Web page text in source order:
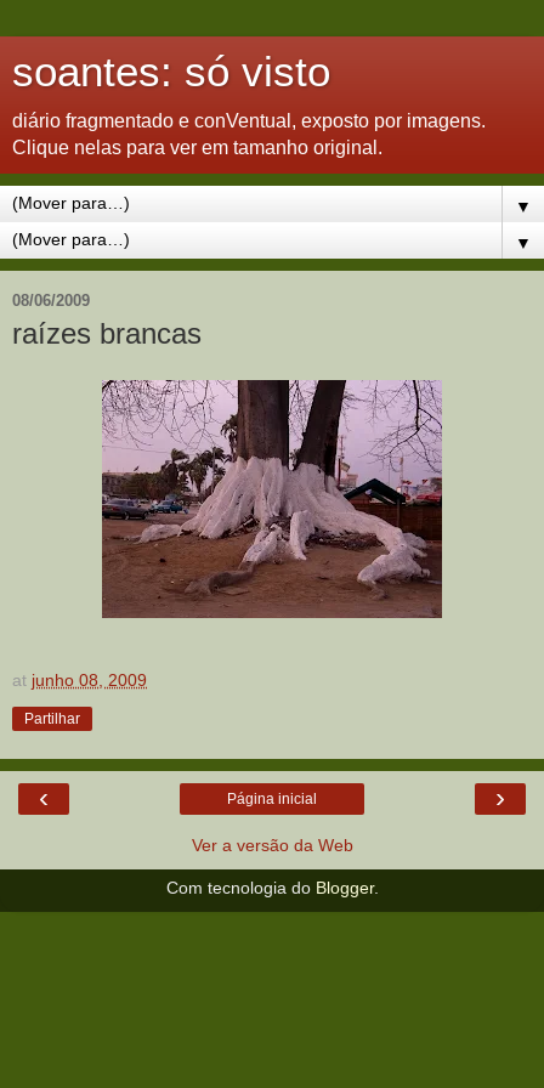
soantes: só visto
diário fragmentado e conVentual, exposto por imagens.
Clique nelas para ver em tamanho original.
▼
▼
08/06/2009
raízes brancas
at junho 08, 2009
Partilhar
‹ ›
Página inicial
Ver a versão da Web
Com tecnologia do Blogger.